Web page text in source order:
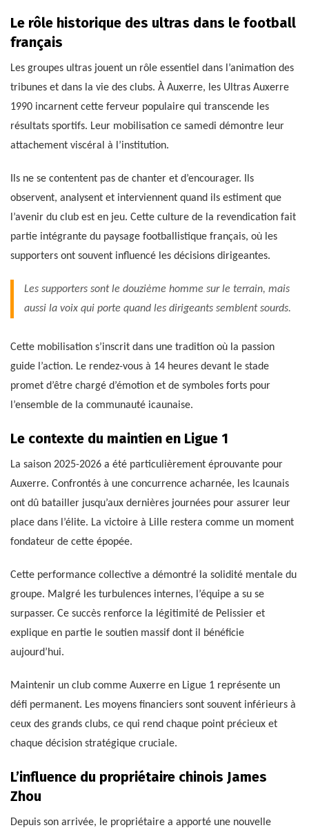
Le rôle historique des ultras dans le football
français
Les groupes ultras jouent un rôle essentiel dans l’animation des
tribunes et dans la vie des clubs. À Auxerre, les Ultras Auxerre
1990 incarnent cette ferveur populaire qui transcende les
résultats sportifs. Leur mobilisation ce samedi démontre leur
attachement viscéral à l’institution.
Ils ne se contentent pas de chanter et d’encourager. Ils
observent, analysent et interviennent quand ils estiment que
l’avenir du club est en jeu. Cette culture de la revendication fait
partie intégrante du paysage footballistique français, où les
supporters ont souvent influencé les décisions dirigeantes.
Les supporters sont le douzième homme sur le terrain, mais
aussi la voix qui porte quand les dirigeants semblent sourds.
Cette mobilisation s’inscrit dans une tradition où la passion
guide l’action. Le rendez-vous à 14 heures devant le stade
promet d’être chargé d’émotion et de symboles forts pour
l’ensemble de la communauté icaunaise.
Le contexte du maintien en Ligue 1
La saison 2025-2026 a été particulièrement éprouvante pour
Auxerre. Confrontés à une concurrence acharnée, les Icaunais
ont dû batailler jusqu’aux dernières journées pour assurer leur
place dans l’élite. La victoire à Lille restera comme un moment
fondateur de cette épopée.
Cette performance collective a démontré la solidité mentale du
groupe. Malgré les turbulences internes, l’équipe a su se
surpasser. Ce succès renforce la légitimité de Pelissier et
explique en partie le soutien massif dont il bénéficie
aujourd’hui.
Maintenir un club comme Auxerre en Ligue 1 représente un
défi permanent. Les moyens financiers sont souvent inférieurs à
ceux des grands clubs, ce qui rend chaque point précieux et
chaque décision stratégique cruciale.
L’influence du propriétaire chinois James
Zhou
Depuis son arrivée, le propriétaire a apporté une nouvelle